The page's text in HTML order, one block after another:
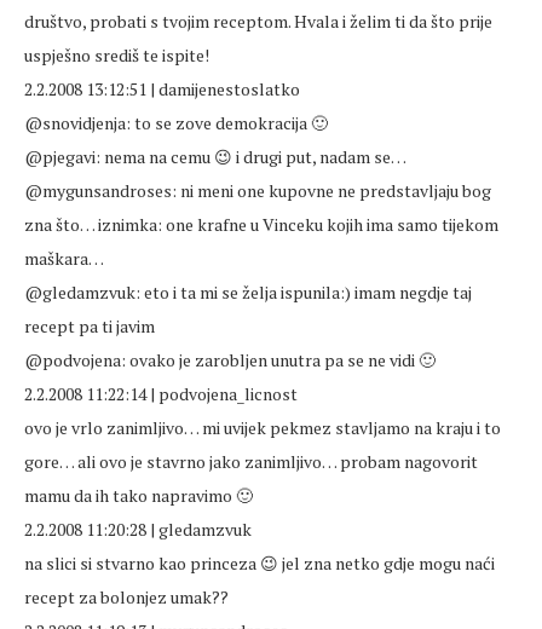
društvo, probati s tvojim receptom. Hvala i želim ti da što prije
uspješno središ te ispite!
2.2.2008 13:12:51 | damijenestoslatko
@snovidjenja: to se zove demokracija 🙂
@pjegavi: nema na cemu 😉 i drugi put, nadam se…
@mygunsandroses: ni meni one kupovne ne predstavljaju bog
zna što… iznimka: one krafne u Vinceku kojih ima samo tijekom
maškara…
@gledamzvuk: eto i ta mi se želja ispunila:) imam negdje taj
recept pa ti javim
@podvojena: ovako je zarobljen unutra pa se ne vidi 🙂
2.2.2008 11:22:14 | podvojena_licnost
ovo je vrlo zanimljivo… mi uvijek pekmez stavljamo na kraju i to
gore… ali ovo je stavrno jako zanimljivo… probam nagovorit
mamu da ih tako napravimo 🙂
2.2.2008 11:20:28 | gledamzvuk
na slici si stvarno kao princeza 😉 jel zna netko gdje mogu naći
recept za bolonjez umak??